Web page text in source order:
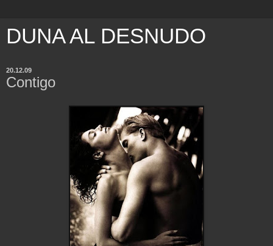
DUNA AL DESNUDO
20.12.09
Contigo